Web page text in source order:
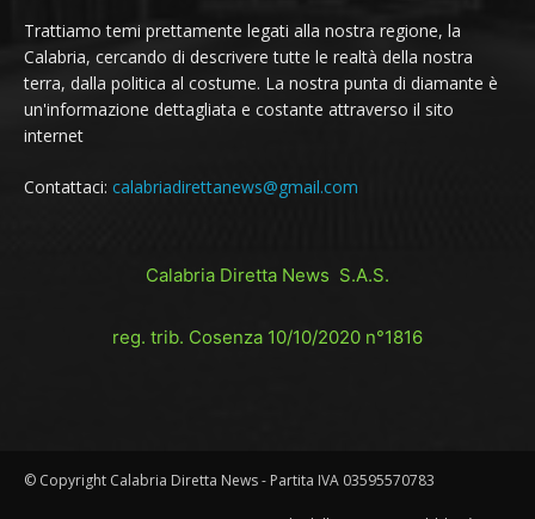
Trattiamo temi prettamente legati alla nostra regione, la
Calabria, cercando di descrivere tutte le realtà della nostra
terra, dalla politica al costume. La nostra punta di diamante è
un'informazione dettagliata e costante attraverso il sito
internet
Contattaci: calabriadirettanews@gmail.com
Calabria Diretta News S.A.S.
reg. trib. Cosenza 10/10/2020 n°1816
© Copyright Calabria Diretta News - Partita IVA 03595570783